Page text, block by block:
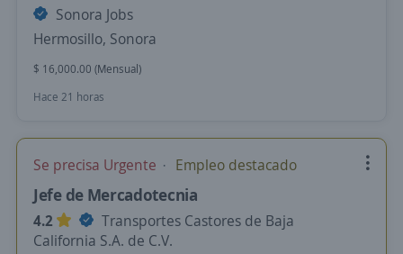
Sonora Jobs
Hermosillo, Sonora
$ 16,000.00 (Mensual)
Hace 21 horas
Se precisa Urgente Empleo destacado
Jefe de Mercadotecnia
4.2
Transportes Castores de Baja
California S.A. de C.V.